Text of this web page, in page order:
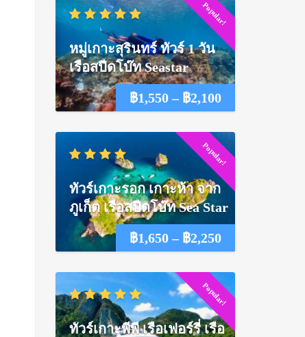
Popular!
฿1,550 – ฿2,100Price
฿1,550
through
฿2,100
หมู่เกาะสุรินทร์ ทัวร์ 1 วัน
เรือสปีดโบ๊ท Seastar
Popular!
฿1,650 – ฿2,250Price
฿1,650
through
ทัวร์เกาะรอก เกาะห้า จาก
ภูเก็ต เรือสปีดโบ๊ท Sea Star
Popular!
ทัวร์เกาะพีพี เรือเฟอร์รี่ เรือ